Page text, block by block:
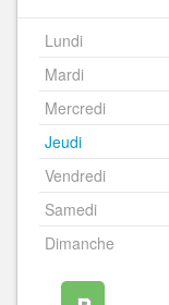
Lundi
Mardi
Mercredi
Jeudi
Vendredi
Samedi
Dimanche